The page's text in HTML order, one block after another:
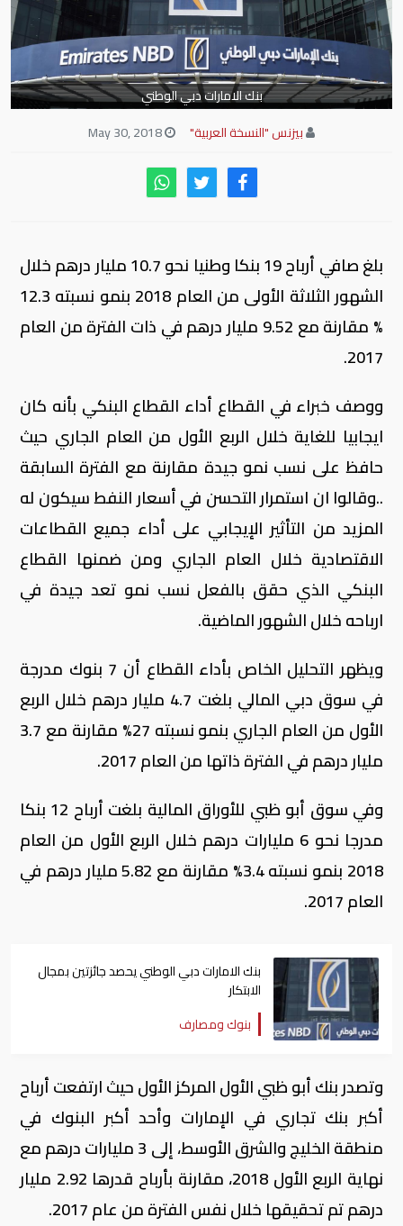
بنك الامارات دبي الوطني
بيزنس "النسخة العربية"
بلغ صافي أرباح 19 بنكا وطنيا نحو 10.7 مليار درهم خلال
الشهور الثلاثة الأولى من العام 2018 بنمو نسبته 12.3
% مقارنة مع 9.52 مليار درهم في ذات الفترة من العام
2017.
ووصف خبراء في القطاع أداء القطاع البنكي بأنه كان
ايجابيا للغاية خلال الربع الأول من العام الجاري حيث
حافظ على نسب نمو جيدة مقارنة مع الفترة السابقة
..وقالوا ان استمرار التحسن في أسعار النفط سيكون له
المزيد من التأثير الإيجابي على أداء جميع القطاعات
الاقتصادية خلال العام الجاري ومن ضمنها القطاع
البنكي الذي حقق بالفعل نسب نمو تعد جيدة في
ارباحه خلال الشهور الماضية.
ويظهر التحليل الخاص بأداء القطاع أن 7 بنوك مدرجة
في سوق دبي المالي بلغت 4.7 مليار درهم خلال الربع
الأول من العام الجاري بنمو نسبته 27% مقارنة مع 3.7
مليار درهم في الفترة ذاتها من العام 2017.
وفي سوق أبو ظبي للأوراق المالية بلغت أرباح 12 بنكا
مدرجا نحو 6 مليارات درهم خلال الربع الأول من العام
2018 بنمو نسبته 3.4% مقارنة مع 5.82 مليار درهم في
العام 2017.
بنك الامارات دبي الوطني يحصد جائزتين بمجال
الابتكار
بنوك ومصارف
وتصدر بنك أبو ظبي الأول المركز الأول حيث ارتفعت أرباح
أكبر بنك تجاري في الإمارات وأحد أكبر البنوك في
منطقة الخليج والشرق الأوسط، إلى 3 مليارات درهم مع
نهاية الربع الأول 2018، مقارنة بأرباح قدرها 2.92 مليار
درهم تم تحقيقها خلال نفس الفترة من عام 2017.